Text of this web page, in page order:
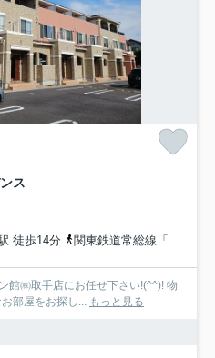
ス
徒歩14分
関東鉄道常総線「南守谷」駅 徒歩29分
館㈱取手店にお任せ下さい!(^^)! 物
部屋をお探し... もっと見る